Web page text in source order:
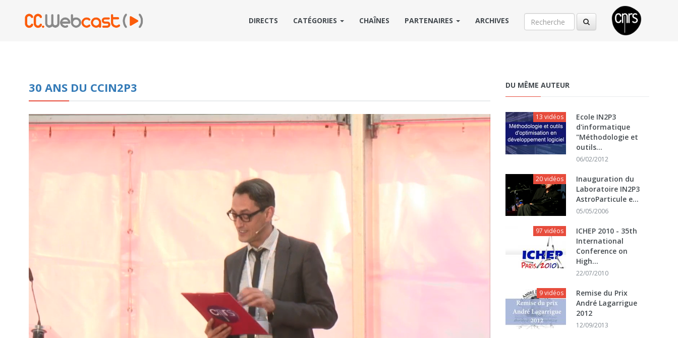
DIRECTS CATÉGORIES CHAÎNES PARTENAIRES ARCHIVES
30 ANS DU CCIN2P3 DU MÊME AUTEUR
13 vidéos
Ecole IN2P3
d'informatique
"Méthodologie et
outils...
06/02/2012
20 vidéos
Inauguration du
Laboratoire IN2P3
AstroParticule e...
05/05/2006
97 vidéos
ICHEP 2010 - 35th
International
Conference on
High...
22/07/2010
9 vidéos
Remise du Prix
André Lagarrigue
2012
12/09/2013